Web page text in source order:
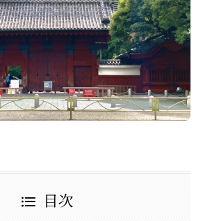
目次